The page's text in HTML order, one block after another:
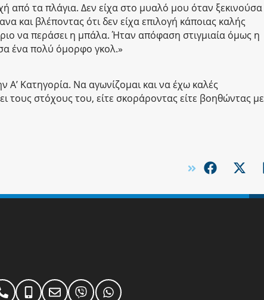
από τα πλάγια. Δεν είχα στο μυαλό μου όταν ξεκινούσα
και βλέποντας ότι δεν είχα επιλογή κάποιας καλής
να περάσει η μπάλα. Ήταν απόφαση στιγμιαία όμως η
ένα πολύ όμορφο γκολ.»
Κατηγορία. Να αγωνίζομαι και να έχω καλές
τους στόχους του, είτε σκοράροντας είτε βοηθώντας με